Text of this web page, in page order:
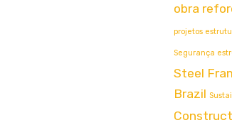
obra
projetos
Segurança
Steel
Brazil